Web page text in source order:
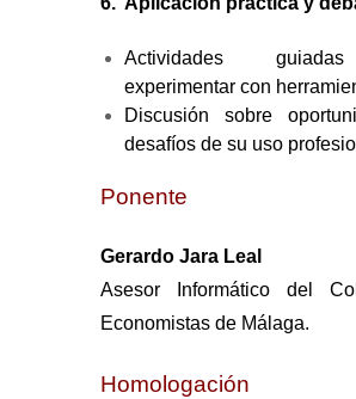
Actividades
experimentar con
Discusión sobre
desafíos de su uso
Ponente
Gerardo Jara Leal
Asesor Informático del
Economistas de Málaga.
Homologación